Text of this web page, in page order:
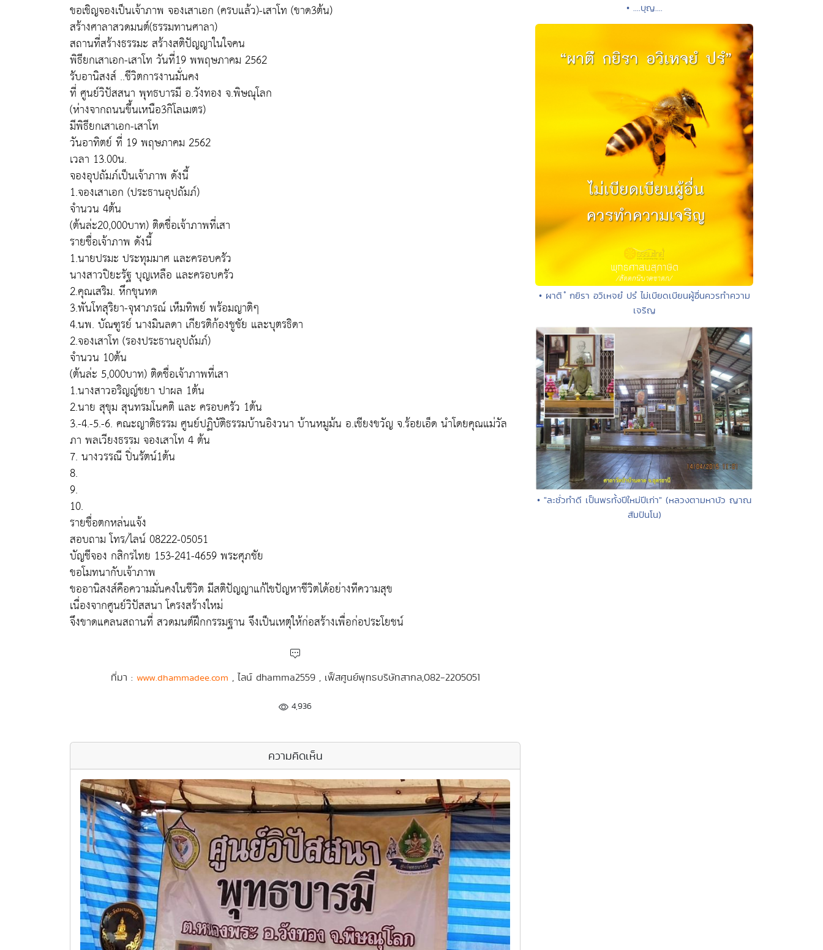
ขอเชิญจองเป็นเจ้าภาพ จองเสาเอก (ครบแล้ว)-เสาโท (ขาด3ต้น)
สร้างศาลาสวดมนต์(ธรรมทานศาลา)
สถานที่สร้างธรรมะ สร้างสติปัญญาในใจคน
พิธียกเสาเอก-เสาโท วันที่19 พพฤษภาคม 2562
รับอานิสงส์ ..ชีวิตการงานมั่นคง
ที่ ศูนย์วิปัสสนา พุทธบารมี อ.วังทอง จ.พิษณุโลก
(ห่างจากถนนขึ้นเหนือ3กิโลเมตร)
มีพิธียกเสาเอก-เสาโท
วันอาทิตย์ ที่ 19 พฤษภาคม 2562
เวลา 13.00น.
จองอุปถัมภ์เป็นเจ้าภาพ ดังนี้
1.จองเสาเอก (ประธานอุปถัมภ์)
จำนวน 4ต้น
(ต้นล่ะ20,000บาท) ติดชื่อเจ้าภาพที่เสา
รายชื่อเจ้าภาพ ดังนี้
1.นายปรมะ ประทุมมาศ และครอบครัว
นางสาวปิยะรัฐ บุญเหลือ และครอบครัว
2.คุณเสริม. หึกขุนทด
3.พันโทสุริยา-จุฬาภรณ์ เห็มทิพย์ พร้อมญาติๆ
4.นพ. บัณฑูรย์ นางมินลดา เกียรติก้องชูชัย และบุตรธิดา
2.จองเสาโท (รองประธานอุปถัมภ์)
จำนวน 10ต้น
(ต้นล่ะ 5,000บาท) ติดชื่อเจ้าภาพที่เสา
1.นางสาวอริญญ์ชยา ปาผล 1ต้น
2.นาย สุขุม สุนทรมโนคติ และ ครอบครัว 1ต้น
3.-4.-5.-6. คณะ​ญาติ​ธรรม​ ศูนย์​ปฏิบัติ​ธรรม​บ้าน​อิง​วนา​ บ้าน​หมู​ม้น​ อ.เชียงขวัญ​ จ.ร้อยเอ็ด​ นำโดย​คุณแม่วัล
ภา​ พล​เวียง​ธรรม​ จองเสาโท​ 4 ต้น
7. นางวรรณี ปิ่นรัตน์1ต้น
8.
9.
10.
รายชื่อตกหล่นแจ้ง
สอบถาม โทร/ไลน์ 08222-05051
บัญชีจอง กสิกรไทย 153-241-4659 พระศุภชัย
ขอโมทนากับเจ้าภาพ
ขออานิสงส์คือความมั่นคงในชีวิต มีสติปัญญาแก้ไขปัญหาชีวิตได้อย่างทีความสุข
เนื่องจากศูนย์วิปัสสนา โครงสร้างใหม่
จึงขาดแคลนสถานที่ สวดมนต์ฝึกกรรมฐาน จึงเป็นเหตุให้ก่อสร้างเพื่อก่อประโยชน์
ที่มา : www.dhammadee.com , ไลน์ dhamma2559 , เฟ็สศูนย์พุทธบริษัทสากล,082-2205051
4,936
ความคิดเห็น
• ....บุญ....
• ผาติ ํ กยิรา อวิเหจยํ ปรํ ไม่เบียดเบียนผู้อื่นควรทำความ
เจริญ
• "ละชั่วทำดี เป็นพรทั้งปีใหม่ปีเก่า" (หลวงตามหาบัว ญาณ
สัมปันโน)